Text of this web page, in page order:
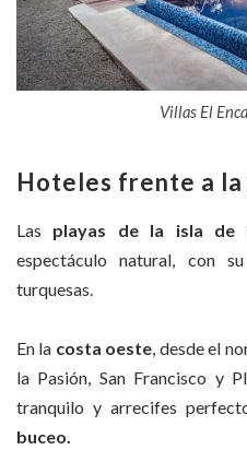
Villas El
Hoteles frente a la
Las playas de la isla de
espectáculo natural, con
turquesas.
En la costa oeste, desde el
la Pasión, San Francisco y
tranquilo y arrecifes
buceo.